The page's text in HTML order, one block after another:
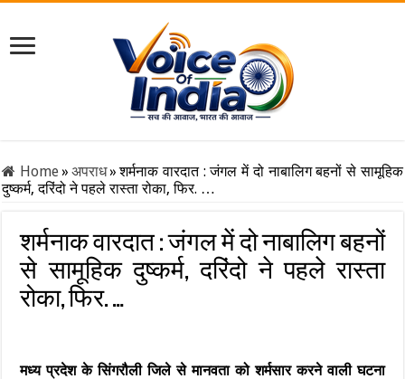
Home» अपराध» शर्मनाक वारदात : जंगल में दो नाबालिग बहनों से सामूहिक
दुष्कर्म, दरिंदो ने पहले रास्ता रोका, फिर. …
शर्मनाक वारदात : जंगल में दो नाबालिग बहनों
से सामूहिक दुष्कर्म, दरिंदो ने पहले रास्ता
रोका, फिर. …
मध्य प्रदेश के सिंगरौली जिले से मानवता को शर्मसार करने वाली घटना